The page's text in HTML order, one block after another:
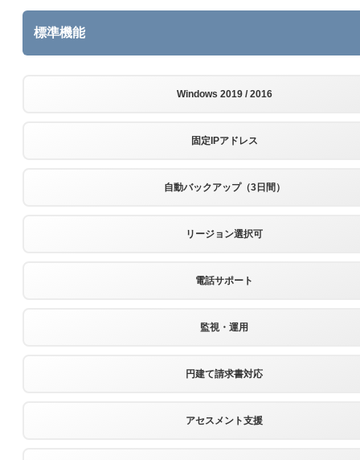
標準機能
Windows 2019 / 2016
固定IPアドレス
自動バックアップ（3日間）
リージョン選択可
電話サポート
監視・運用
円建て請求書対応
アセスメント支援